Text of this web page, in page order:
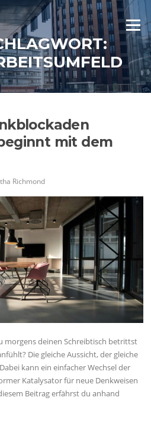
Menü
mit dem
Richmond
morgens deinen Schreibtisch betrittst
Die gleiche Aussicht, der gleiche
kann ein einfacher Wechsel der
Katalysator für neue Denkweisen
Beitrag erfährst du anhand